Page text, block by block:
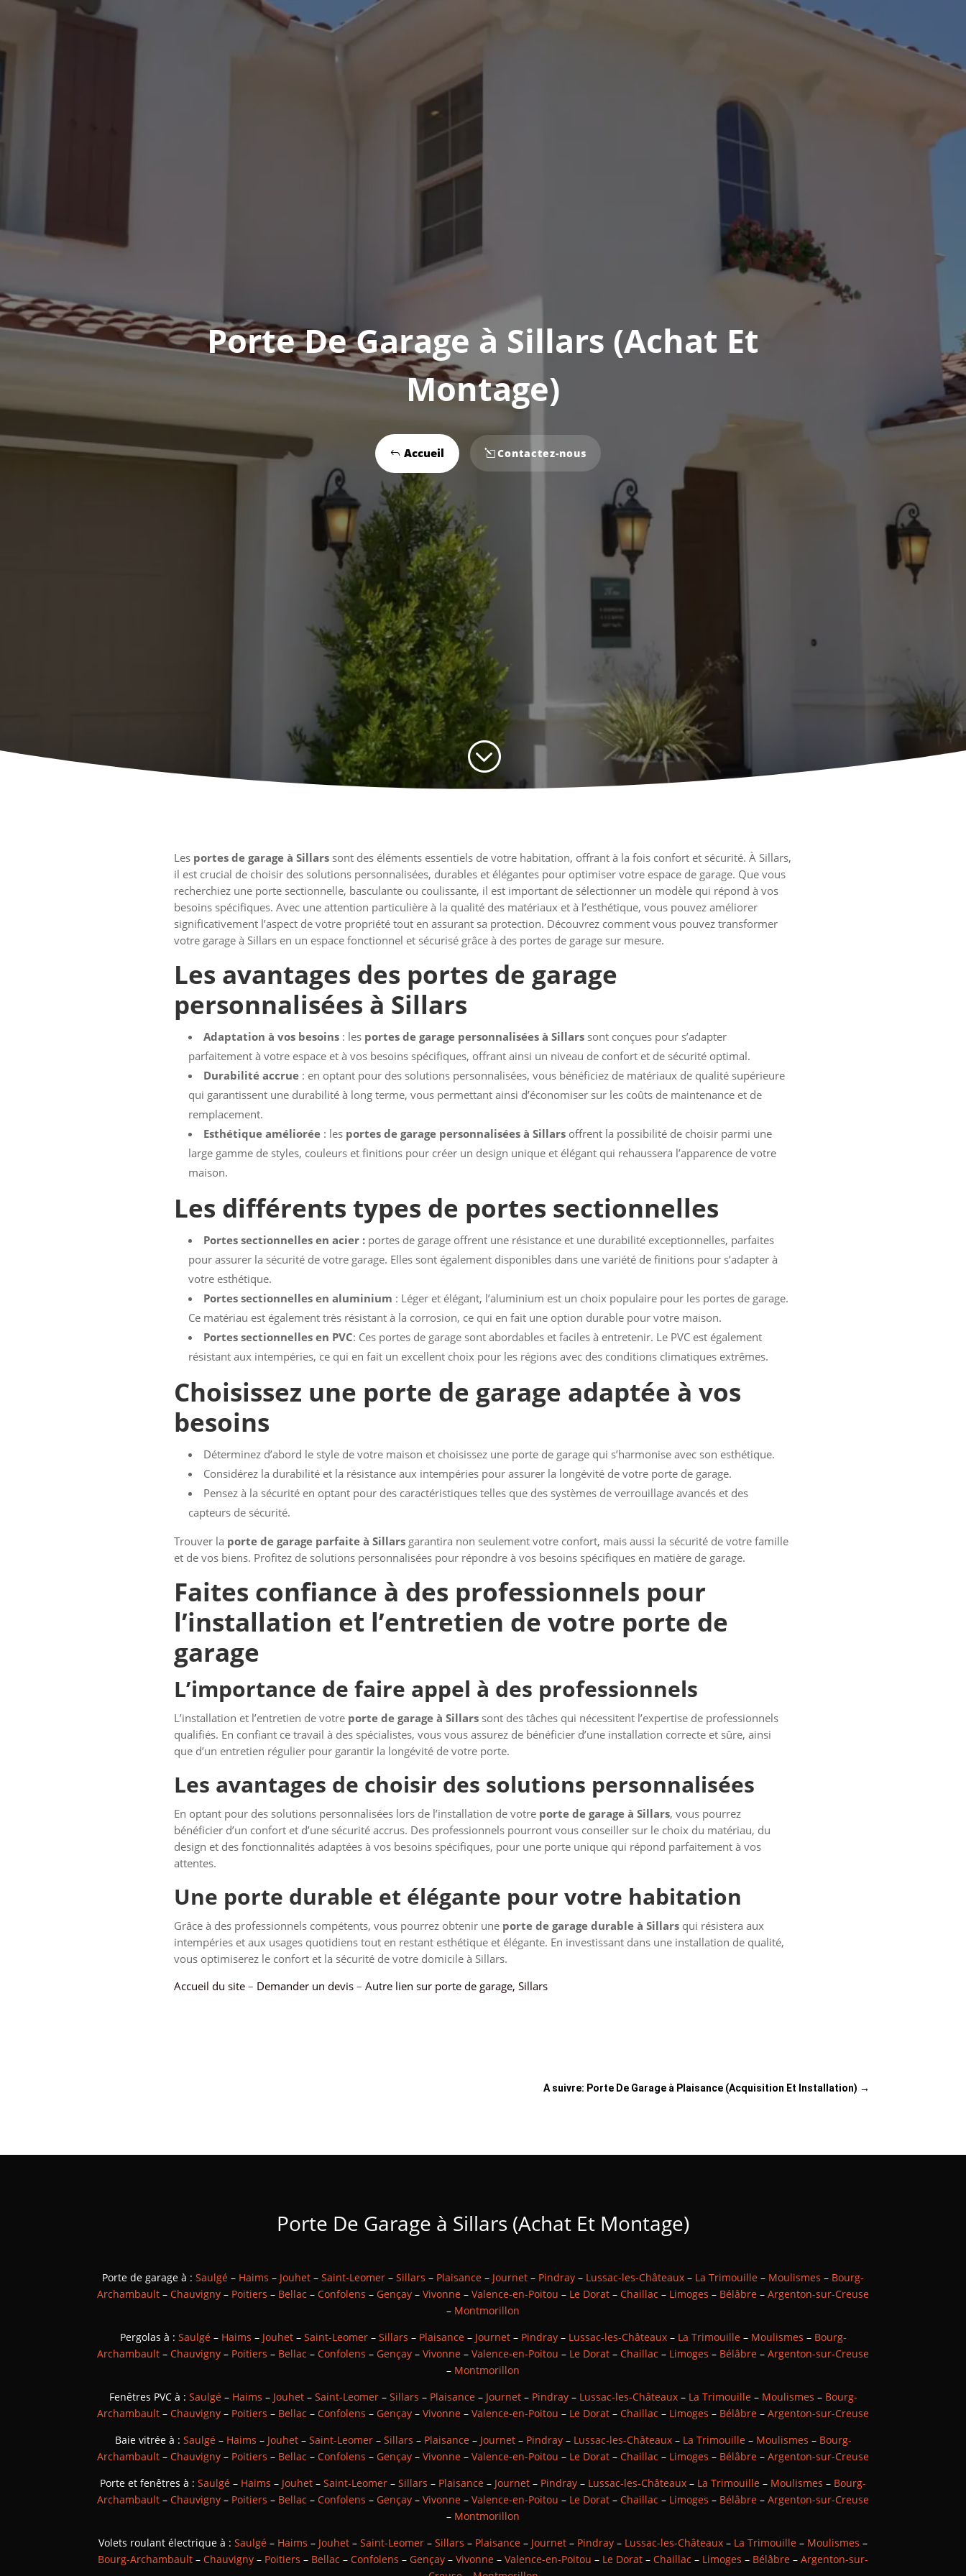
Porte De Garage à Sillars (Achat Et
Montage)
Accueil Contactez-nous
;
Les portes de garage à Sillarssont des éléments essentiels de votre habitation, offrant à la fois confort et sécurité. À Sillars,
il est crucial de choisir des solutions personnalisées, durables et élégantes pour optimiser votre espace de garage. Que vous
recherchiez une porte sectionnelle, basculante ou coulissante, il est important de sélectionner un modèle qui répond à vos
besoins spécifiques. Avec une attention particulière à la qualité des matériaux et à l’esthétique, vous pouvez améliorer
significativement l’aspect de votre propriété tout en assurant sa protection. Découvrez comment vous pouvez transformer
votre garage à Sillars en un espace fonctionnel et sécurisé grâce à des portes de garage sur mesure.
Les avantages des portes de garage
personnalisées à Sillars
Adaptation à vos besoins: les portes de garage personnalisées à Sillarssont conçues pour s’adapter
parfaitement à votre espace et à vos besoins spécifiques, offrant ainsi un niveau de confort et de sécurité optimal.
Durabilité accrue: en optant pour des solutions personnalisées, vous bénéficiez de matériaux de qualité supérieure
qui garantissent une durabilité à long terme, vous permettant ainsi d’économiser sur les coûts de maintenance et de
remplacement.
Esthétique améliorée: les portes de garage personnalisées à Sillarsoffrent la possibilité de choisir parmi une
large gamme de styles, couleurs et finitions pour créer un design unique et élégant qui rehaussera l’apparence de votre
maison.
Les différents types de portes sectionnelles
Portes sectionnelles en acier :portes de garage offrent une résistance et une durabilité exceptionnelles, parfaites
pour assurer la sécurité de votre garage. Elles sont également disponibles dans une variété de finitions pour s’adapter à
votre esthétique.
Portes sectionnelles en aluminium : Léger et élégant, l’aluminium est un choix populaire pour les portes de garage.
Ce matériau est également très résistant à la corrosion, ce qui en fait une option durable pour votre maison.
Portes sectionnelles en PVC: Ces portes de garage sont abordables et faciles à entretenir. Le PVC est également
résistant aux intempéries, ce qui en fait un excellent choix pour les régions avec des conditions climatiques extrêmes.
Choisissez une porte de garage adaptée à vos
besoins
Déterminez d’abord le style de votre maison et choisissez une porte de garage qui s’harmonise avec son esthétique.
Considérez la durabilité et la résistance aux intempéries pour assurer la longévité de votre porte de garage.
Pensez à la sécurité en optant pour des caractéristiques telles que des systèmes de verrouillage avancés et des
capteurs de sécurité.
Trouver la porte de garage parfaite à Sillarsgarantira non seulement votre confort, mais aussi la sécurité de votre famille
et de vos biens. Profitez de solutions personnalisées pour répondre à vos besoins spécifiques en matière de garage.
Faites confiance à des professionnels pour
l’installation et l’entretien de votre porte de
garage
L’importance de faire appel à des professionnels
L’installation et l’entretien de votre porte de garage à Sillarssont des tâches qui nécessitent l’expertise de professionnels
qualifiés. En confiant ce travail à des spécialistes, vous vous assurez de bénéficier d’une installation correcte et sûre, ainsi
que d’un entretien régulier pour garantir la longévité de votre porte.
Les avantages de choisir des solutions personnalisées
En optant pour des solutions personnalisées lors de l’installation de votre porte de garage à Sillars, vous pourrez
bénéficier d’un confort et d’une sécurité accrus. Des professionnels pourront vous conseiller sur le choix du matériau, du
design et des fonctionnalités adaptées à vos besoins spécifiques, pour une porte unique qui répond parfaitement à vos
attentes.
Une porte durable et élégante pour votre habitation
Grâce à des professionnels compétents, vous pourrez obtenir une porte de garage durable à Sillarsqui résistera aux
intempéries et aux usages quotidiens tout en restant esthétique et élégante. En investissant dans une installation de qualité,
vous optimiserez le confort et la sécurité de votre domicile à Sillars.
Accueil du site– Demander un devis– Autre lien sur porte de garage, Sillars
A suivre: Porte De Garage à Plaisance (Acquisition Et Installation) →
Porte De Garage à Sillars (Achat Et Montage)
Porte de garage à : Saulgé – Haims – Jouhet – Saint-Leomer – Sillars – Plaisance – Journet – Pindray – Lussac-les-Châteaux – La Trimouille – Moulismes – Bourg-
Archambault – Chauvigny – Poitiers – Bellac – Confolens – Gençay – Vivonne – Valence-en-Poitou – Le Dorat – Chaillac – Limoges – Bélâbre – Argenton-sur-Creuse
– Montmorillon
Pergolas à : Saulgé– Haims – Jouhet– Saint-Leomer– Sillars – Plaisance– Journet– Pindray– Lussac-les-Châteaux– La Trimouille– Moulismes – Bourg-
Archambault – Chauvigny – Poitiers – Bellac – Confolens – Gençay – Vivonne – Valence-en-Poitou – Le Dorat – Chaillac – Limoges – Bélâbre – Argenton-sur-Creuse
– Montmorillon
Fenêtres PVC à : Saulgé– Haims – Jouhet– Saint-Leomer– Sillars – Plaisance– Journet– Pindray– Lussac-les-Châteaux– La Trimouille– Moulismes – Bourg-
Archambault – Chauvigny – Poitiers – Bellac – Confolens – Gençay – Vivonne – Valence-en-Poitou – Le Dorat – Chaillac – Limoges – Bélâbre – Argenton-sur-Creuse
Baie vitrée à : Saulgé– Haims – Jouhet– Saint-Leomer– Sillars – Plaisance– Journet– Pindray– Lussac-les-Châteaux– La Trimouille– Moulismes – Bourg-
Archambault – Chauvigny – Poitiers – Bellac – Confolens – Gençay – Vivonne – Valence-en-Poitou – Le Dorat – Chaillac – Limoges – Bélâbre – Argenton-sur-Creuse
Porte et fenêtres à : Saulgé – Haims – Jouhet – Saint-Leomer – Sillars – Plaisance – Journet – Pindray – Lussac-les-Châteaux – La Trimouille – Moulismes – Bourg-
Archambault – Chauvigny – Poitiers – Bellac – Confolens – Gençay – Vivonne – Valence-en-Poitou – Le Dorat – Chaillac – Limoges – Bélâbre – Argenton-sur-Creuse
– Montmorillon
Volets roulant électrique à : Saulgé – Haims – Jouhet – Saint-Leomer – Sillars – Plaisance – Journet – Pindray – Lussac-les-Châteaux – La Trimouille – Moulismes –
Bourg-Archambault – Chauvigny – Poitiers – Bellac – Confolens – Gençay – Vivonne – Valence-en-Poitou – Le Dorat – Chaillac – Limoges – Bélâbre – Argenton-sur-